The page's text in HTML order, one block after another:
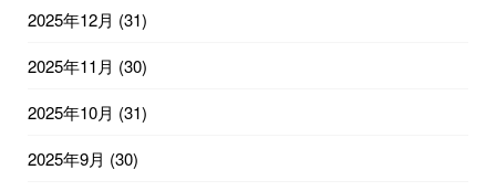
2025年12月 (31)
2025年11月 (30)
2025年10月 (31)
2025年9月 (30)